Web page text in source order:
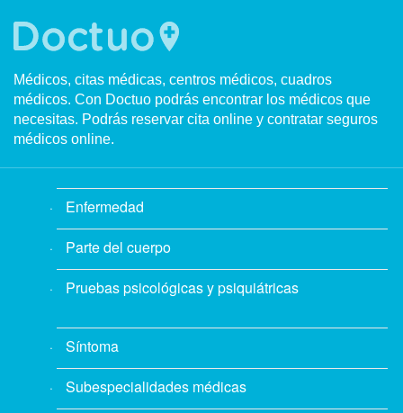
Médicos, citas médicas, centros médicos, cuadros
médicos. Con Doctuo podrás encontrar los médicos que
necesitas. Podrás reservar cita online y contratar seguros
médicos online.
Enfermedad
Parte del cuerpo
Pruebas psicológicas y psiquiátricas
Síntoma
Subespecialidades médicas